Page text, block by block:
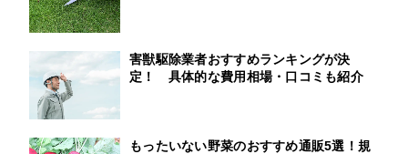
害獣駆除業者おすすめランキングが決
定！ 具体的な費用相場・口コミも紹介
もったいない野菜のおすすめ通販5選！規